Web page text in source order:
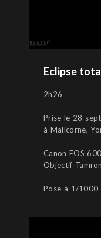
Eclipse
2h26
Prise le 28
à Malicorne,
Canon EOS
Objectif
Pose à 1/1000